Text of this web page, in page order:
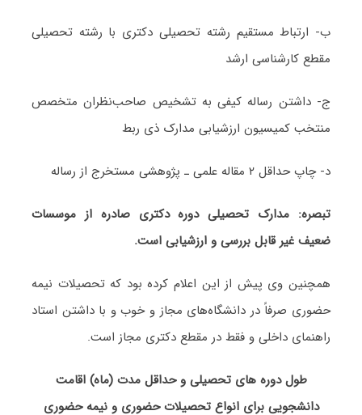
ب- ارتباط مستقیم رشته تحصیلی دکتری با رشته تحصیلی
مقطع کارشناسی ارشد
ج- داشتن رساله کیفی به تشخیص صاحب‌نظران متخصص
منتخب کمیسیون ارزشیابی مدارک ذی ربط
د- چاپ حداقل ۲ مقاله علمی ـ پژوهشی مستخرج از رساله
تبصره: مدارک تحصیلی دوره دکتری صادره از موسسات
ضعیف غیر قابل بررسی و ارزشیابی است.
همچنین وی پیش از این اعلام کرده بود که تحصیلات نیمه
حضوری صرفاً در دانشگاه‌های مجاز و خوب و با داشتن استاد
راهنمای داخلی و فقط در مقطع دکتری مجاز است.
طول دوره های تحصیلی و حداقل مدت (ماه) اقامت
دانشجویی برای انواع تحصیلات حضوری و نیمه حضوری